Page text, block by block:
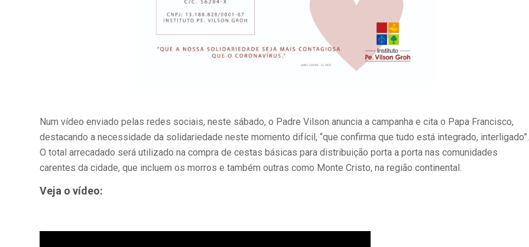
Num vídeo enviado pelas redes sociais, neste sábado, o Padre Vilson anuncia a campanha e cita o Papa Francisco,
destacando a necessidade da solidariedade neste momento difícil, “que confirma que tudo está integrado, interligado”.
O total arrecadado será utilizado na compra de cestas básicas para distribuição porta a porta nas comunidades
carentes da cidade, que incluem os morros e também outras como Monte Cristo, na região continental.
Veja o vídeo: